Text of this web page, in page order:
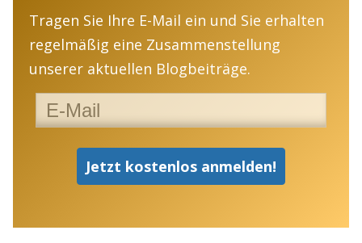
Tragen Sie Ihre E-Mail ein und Sie erhalten
regelmäßig eine Zusammenstellung
unserer aktuellen Blogbeiträge.